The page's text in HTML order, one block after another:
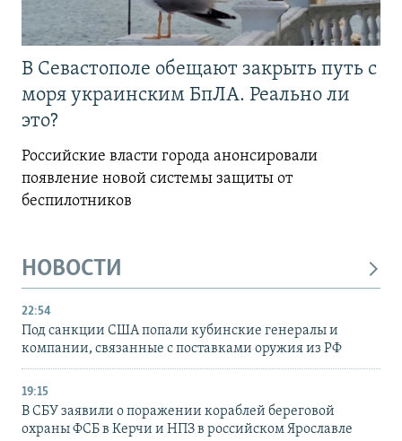
В Севастополе обещают закрыть путь с
моря украинским БпЛА. Реально ли
это?
Российские власти города анонсировали
появление новой системы защиты от
беспилотников
НОВОСТИ
22:54
Под санкции США попали кубинские генералы и
компании, связанные с поставками оружия из РФ
19:15
В СБУ заявили о поражении кораблей береговой
охраны ФСБ в Керчи и НПЗ в российском Ярославле